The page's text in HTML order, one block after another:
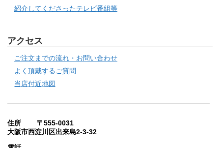
紹介してくださったテレビ番組等
アクセス
ご注文までの流れ・お問い合わせ
よく頂戴するご質問
当店付近地図
住所 〒555-0031
大阪市西淀川区出来島2-3-32